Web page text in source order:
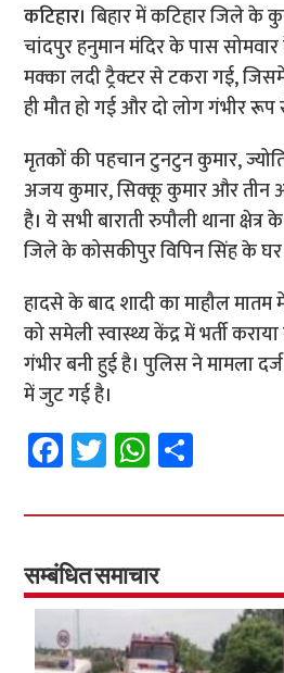
कटिहार। बिहार में कटिहार जिले के
चांदपुर हनुमान मंदिर के पास सोमवार
मक्का लदी ट्रैक्टर से टकरा गई,
ही मौत हो गई और दो लोग गंभीर
मृतकों की पहचान टुनटुन कुमार,
अजय कुमार, सिक्कू कुमार और तीन
है। ये सभी बाराती रुपौली थाना क्षेत्र
जिले के कोसकीपुर विपिन सिंह के घर
हादसे के बाद शादी का माहौल मातम
को समेली स्वास्थ्य केंद्र में भर्ती
गंभीर बनी हुई है। पुलिस ने मामला
में जुट गई है।
Fa
ce
b
o
o
k
T
wi
tt
er
W
h
at
sA
p
p
ar
सम्बंधित समाचार